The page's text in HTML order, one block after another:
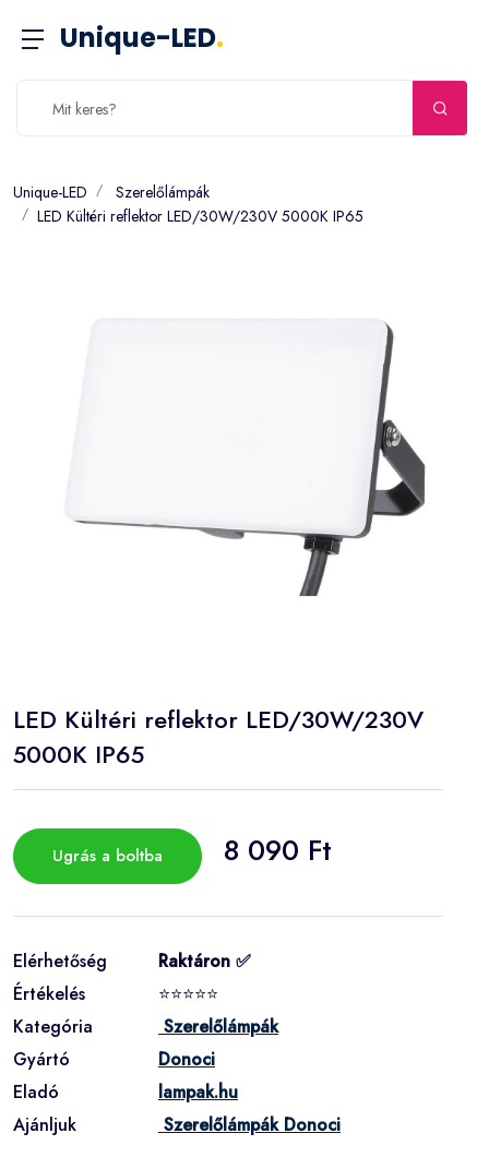
Unique-LED.
Unique-LED
Szerelőlámpák
LED Kültéri reflektor LED/30W/230V 5000K IP65
LED Kültéri reflektor LED/30W/230V
5000K IP65
Ugrás a boltba 8 090 Ft
Elérhetőség
Raktáron ✅
Értékelés
⭐⭐⭐⭐⭐
Kategória
Szerelőlámpák
Gyártó
Donoci
Eladó
lampak.hu
Ajánljuk
Szerelőlámpák Donoci